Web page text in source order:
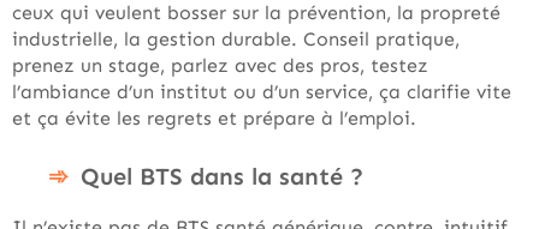
ceux qui veulent bosser sur la prévention, la propreté
industrielle, la gestion durable. Conseil pratique,
prenez un stage, parlez avec des pros, testez
l’ambiance d’un institut ou d’un service, ça clarifie vite
et ça évite les regrets et prépare à l’emploi.
Quel BTS dans la santé ?